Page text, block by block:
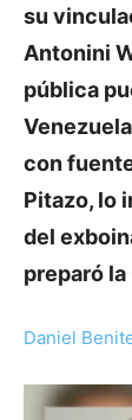
su
Antonini
pública
con
Pitazo, lo
del
preparó
Daniel